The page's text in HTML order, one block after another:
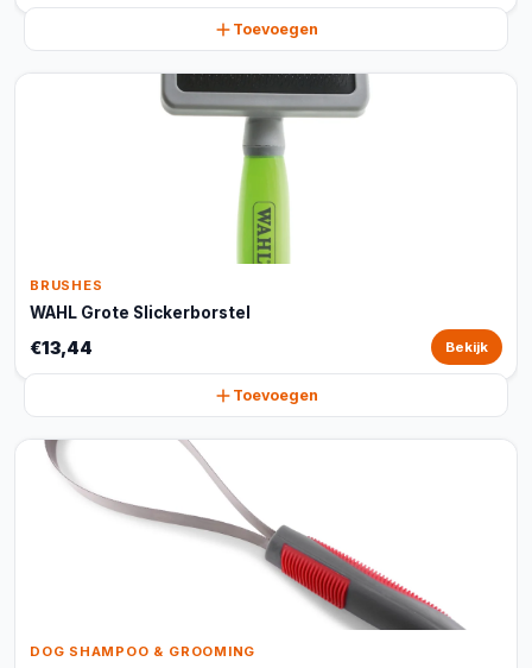
Toevoegen
BRUSHES
WAHL Grote Slickerborstel
€13,44 Bekijk
Toevoegen
DOG SHAMPOO & GROOMING